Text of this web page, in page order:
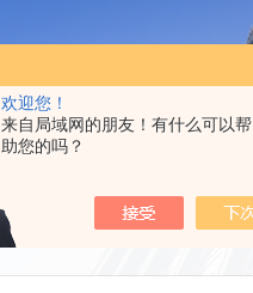
欢迎您！
来自局域网的朋友！有什么可以帮
助您的吗？
当前位置：首页